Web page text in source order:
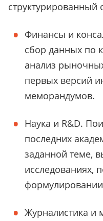
структурированный
Финансы и
сбор данных по
анализ
первых версий
меморандумов.
Наука и R&D.
последних
заданной теме,
исследованиях,
формулировании
Журналистика и